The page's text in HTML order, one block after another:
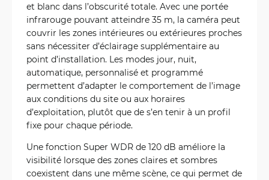
et blanc dans l’obscurité totale. Avec une portée
infrarouge pouvant atteindre 35 m, la caméra peut
couvrir les zones intérieures ou extérieures proches
sans nécessiter d’éclairage supplémentaire au
point d’installation. Les modes jour, nuit,
automatique, personnalisé et programmé
permettent d’adapter le comportement de l’image
aux conditions du site ou aux horaires
d’exploitation, plutôt que de s’en tenir à un profil
fixe pour chaque période.
Une fonction Super WDR de 120 dB améliore la
visibilité lorsque des zones claires et sombres
coexistent dans une même scène, ce qui permet de